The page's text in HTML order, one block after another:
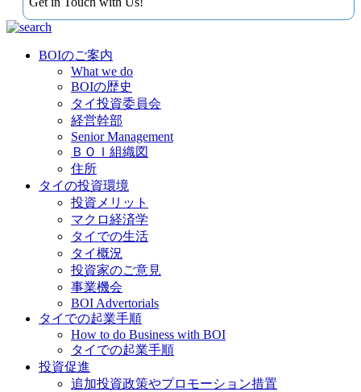
BOIのご案内
What we do
BOIの歴史
タイ投資委員会
経営幹部
Senior Management
ＢＯＩ組織図
住所
タイの投資環境
投資メリット
マクロ経済学
タイでの生活
タイ概況
投資家のご意見
事業機会
BOI Advertorials
タイでの起業手順
How to do Business with BOI
タイでの起業手順
投資促進
追加投資政策やプロモーション措置